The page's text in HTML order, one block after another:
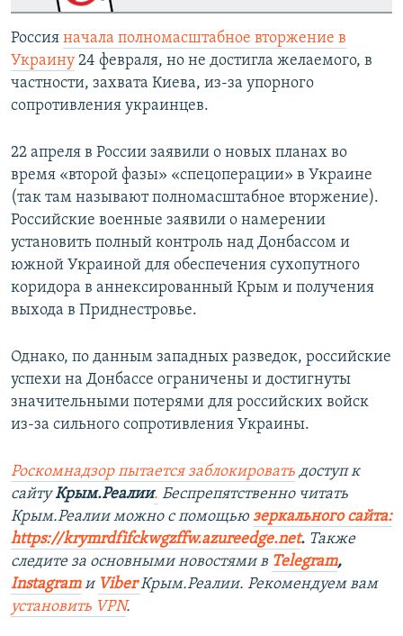
Россия начала полномасштабное вторжение в
Украину 24 февраля, но не достигла желаемого, в
частности, захвата Киева, из-за упорного
сопротивления украинцев.
22 апреля в России заявили о новых планах во
время «второй фазы» «спецоперации» в Украине
(так там называют полномасштабное вторжение).
Российские военные заявили о намерении
установить полный контроль над Донбассом и
южной Украиной для обеспечения сухопутного
коридора в аннексированный Крым и получения
выхода в Приднестровье.
Однако, по данным западных разведок, российские
успехи на Донбассе ограничены и достигнуты
значительными потерями для российских войск
из-за сильного сопротивления Украины.
Роскомнадзор пытается заблокировать доступ к
сайтуКрым.Реалии. Беспрепятственно читать
Крым.Реалии можно с помощью зеркального сайта:
https://krymrdfifckwgzffw.azureedge.net. ​ Также
следите за основными новостями в Telegram,
Instagram и ViberКрым.Реалии. Рекомендуем вам
установить VPN.